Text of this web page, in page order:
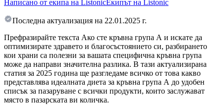
Написано от екипа на ListonicЕкипът на Listonic
Последна актуализация на 22.01.2025 г.
Префразирайте текста Ако сте кръвна група А и искате да
оптимизирате здравето и благосъстоянието си, разбирането
кои храни са полезни за вашата специфична кръвна група
може да направи значителна разлика. В тази актуализирана
статия за 2025 година ще разгледаме всичко от това какво
представлява идеалната диета за кръвна група А до удобен
списък за пазаруване с всички продукти, които заслужават
място в пазарската ви количка.